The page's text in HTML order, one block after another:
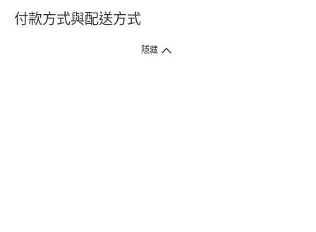
付款方式與配送方式
隱藏